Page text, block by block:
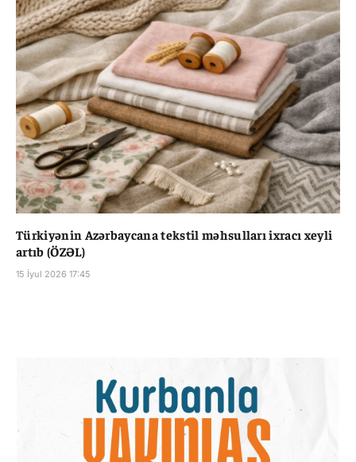
Türkiyənin Azərbaycana tekstil məhsulları ixracı xeyli
artıb (ÖZƏL)
15 İyul 2026 17:45